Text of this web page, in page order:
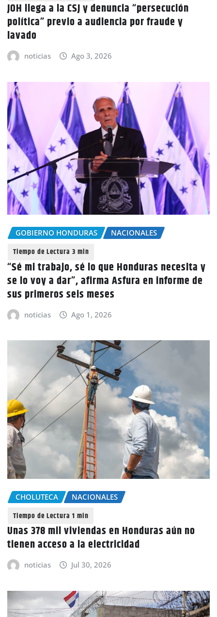
JOH llega a la CSJ y denuncia “persecución
política” previo a audiencia por fraude y
lavado
noticias Ago 3, 2026
GOBIERNO HONDURAS NACIONALES
“Sé mi trabajo, sé lo que Honduras necesita y
se lo voy a dar”, afirma Asfura en informe de
sus primeros seis meses
noticias Ago 1, 2026
CHOLUTECA NACIONALES
Unas 378 mil viviendas en Honduras aún no
tienen acceso a la electricidad
noticias Jul 30, 2026